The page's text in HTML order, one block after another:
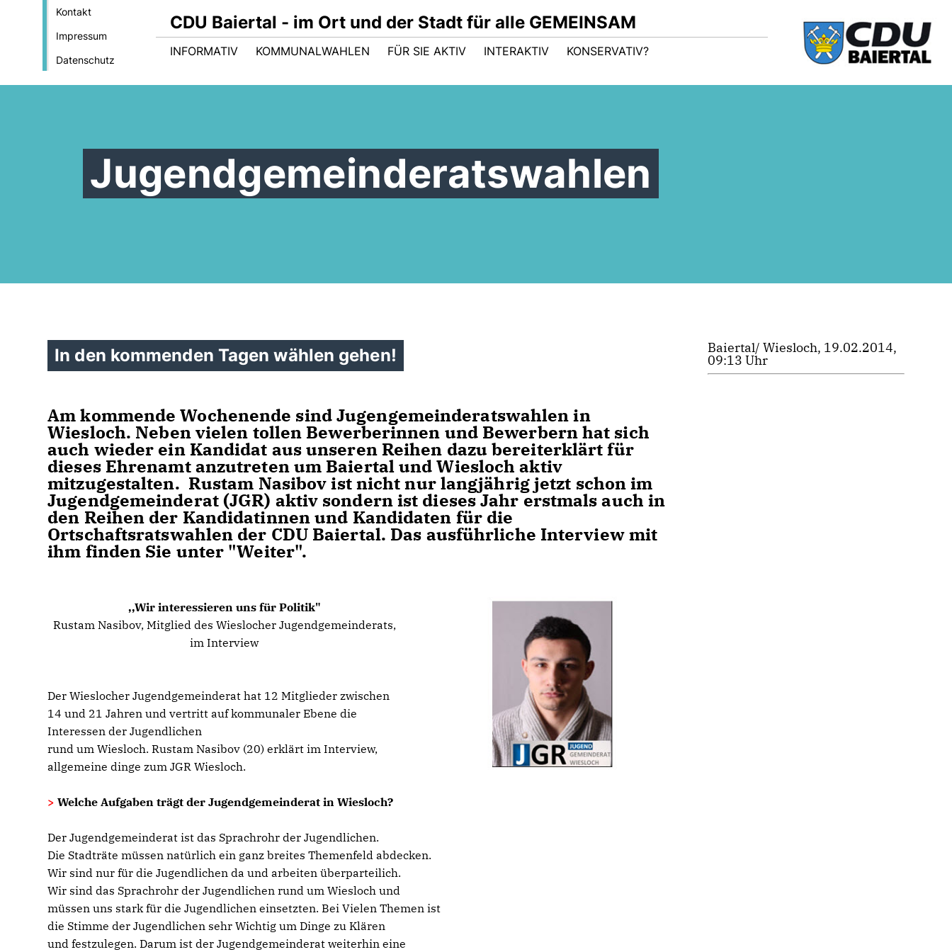
Kontakt
Impressum
Datenschutz
CDU Baiertal - im Ort und der Stadt für alle GEMEINSAM
INFORMATIV KOMMUNALWAHLEN FÜR SIE AKTIV INTERAKTIV KONSERVATIV?
Jugendgemeinderatswahlen
In den kommenden Tagen wählen gehen!
Am kommende Wochenende sindJugengemeinderatswahlen in
Wiesloch. Neben vielen tollen Bewerberinnen und Bewerbern hat sich
auch wieder ein Kandidat aus unseren Reihen dazu bereiterklärt für
dieses Ehrenamt anzutreten um Baiertal und Wiesloch aktiv
mitzugestalten. Rustam Nasibovist nicht nur langjährig jetzt schon im
Jugendgemeinderat (JGR) aktiv sondern ist dieses Jahr erstmals auch in
den Reihen der Kandidatinnen und Kandidaten für die
Ortschaftsratswahlen der CDU Baiertal. Das ausführliche Interviewmit
ihm finden Sie unter "Weiter".
,,Wir interessieren uns für Politik"
Rustam Nasibov, Mitglied des Wieslocher Jugendgemeinderats,
im Interview
Der Wieslocher Jugendgemeinderat hat 12 Mitglieder zwischen
14 und 21 Jahren und vertritt auf kommunaler Ebene die
Interessen der Jugendlichen
rund um Wiesloch. Rustam Nasibov (20) erklärt im Interview,
allgemeine dinge zum JGR Wiesloch.
> Welche Aufgaben trägt der Jugendgemeinderat in Wiesloch?
Der Jugendgemeinderat ist das Sprachrohr der Jugendlichen.
Die Stadträte müssen natürlich ein ganz breites Themenfeld abdecken.
Wir sind nur für die Jugendlichen da und arbeiten überparteilich.
Wir sind das Sprachrohr der Jugendlichen rund um Wiesloch und
müssen uns stark für die Jugendlichen einsetzten. Bei Vielen Themen ist
die Stimme der Jugendlichen sehr Wichtig um Dinge zu Klären
und festzulegen. Darum ist der Jugendgemeinderat weiterhin eine
Baiertal/ Wiesloch, 19.02.2014,
09:13 Uhr